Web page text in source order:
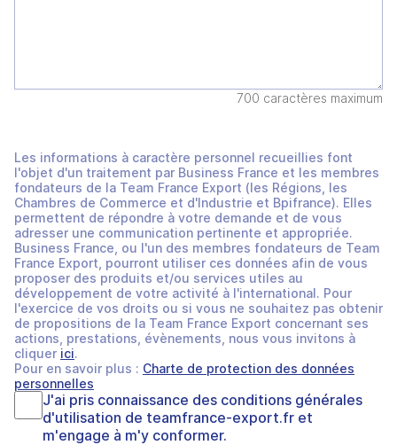
700 caractères maximum
Les informations à caractère personnel recueillies font
l'objet d'un traitement par Business France et les membres
fondateurs de la Team France Export (les Régions, les
Chambres de Commerce et d'Industrie et Bpifrance). Elles
permettent de répondre à votre demande et de vous
adresser une communication pertinente et appropriée.
Business France, ou l'un des membres fondateurs de Team
France Export, pourront utiliser ces données afin de vous
proposer des produits et/ou services utiles au
développement de votre activité à l'international. Pour
l'exercice de vos droits ou si vous ne souhaitez pas obtenir
de propositions de la Team France Export concernant ses
actions, prestations, évènements, nous vous invitons à
cliquer ici.
Pour en savoir plus : Charte de protection des données
personnelles
J'ai pris connaissance des conditions générales
d'utilisation de teamfrance-export.fr et
m'engage à m'y conformer.